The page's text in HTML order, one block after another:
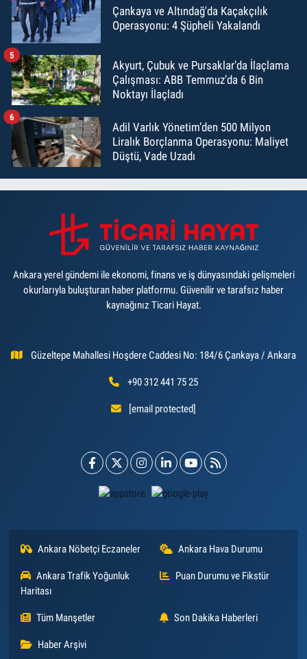
Çankaya ve Altındağ'da Kaçakçılık
Operasyonu: 4 Şüpheli Yakalandı
Akyurt, Çubuk ve Pursaklar’da İlaçlama
Çalışması: ABB Temmuz’da 6 Bin
Noktayı İlaçladı
5
Adil Varlık Yönetim’den 500 Milyon
Liralık Borçlanma Operasyonu: Maliyet
Düştü, Vade Uzadı
6
Ankara yerel gündemi ile ekonomi, finans ve iş dünyasındaki gelişmeleri
okurlarıyla buluşturan haber platformu. Güvenilir ve tarafsız haber
kaynağınız Ticari Hayat.
Güzeltepe Mahallesi Hoşdere Caddesi No: 184/6 Çankaya / Ankara
+90 312 441 75 25
[email protected]
Ankara Nöbetçi Eczaneler Ankara Hava Durumu
Ankara Trafik Yoğunluk
Haritası
Puan Durumu ve Fikstür
Tüm Manşetler Son Dakika Haberleri
Haber Arşivi